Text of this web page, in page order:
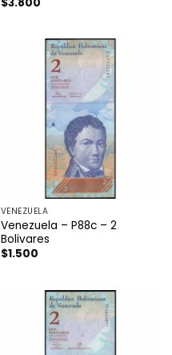
VENEZUELA
Venezuela – P88c – 2
Bolivares
$1.500